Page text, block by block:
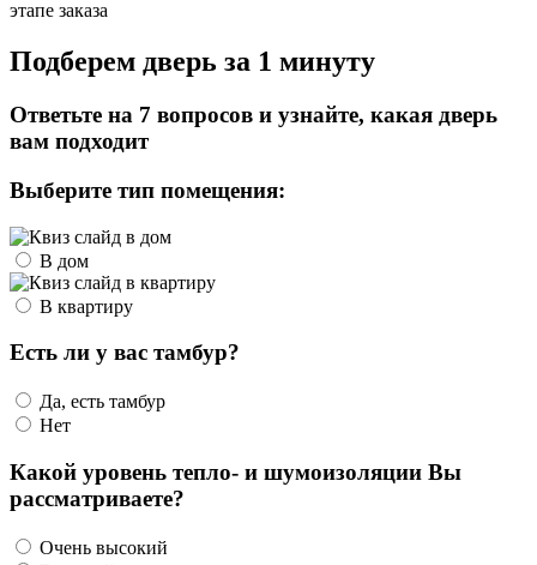
этапе заказа
Подберем дверь за 1 минуту
Ответьте на 7 вопросов и узнайте, какая дверь
вам подходит
Выберите тип помещения:
В дом
В квартиру
Есть ли у вас тамбур?
Да, есть тамбур
Нет
Какой уровень тепло- и шумоизоляции Вы
рассматриваете?
Очень высокий